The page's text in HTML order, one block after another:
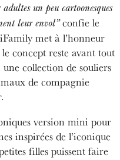
un peu cartoonesques
leur envol”confie le
met à l’honneur
concept reste avant tout
collection de souliers
de compagnie
version mini pour
inspirées de l’iconique
filles puissent faire